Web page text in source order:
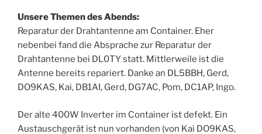
Unsere Themen des Abends:
Reparatur der Drahtantenne am Container. Eher
nebenbei fand die Absprache zur Reparatur der
Drahtantenne bei DL0TY statt. Mittlerweile ist die
Antenne bereits repariert. Danke an DL5BBH, Gerd,
DO9KAS, Kai, DB1AI, Gerd, DG7AC, Pom, DC1AP, Ingo.
Der alte 400W Inverter im Container ist defekt. Ein
Austauschgerät ist nun vorhanden (von Kai DO9KAS,